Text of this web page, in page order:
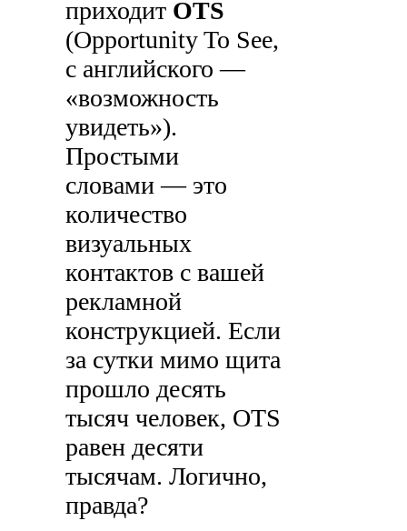
приходит OTS
(Opportunity To See,
с английского —
«возможность
увидеть»).
Простыми
словами — это
количество
визуальных
контактов с вашей
рекламной
конструкцией. Если
за сутки мимо щита
прошло десять
тысяч человек, OTS
равен десяти
тысячам. Логично,
правда?